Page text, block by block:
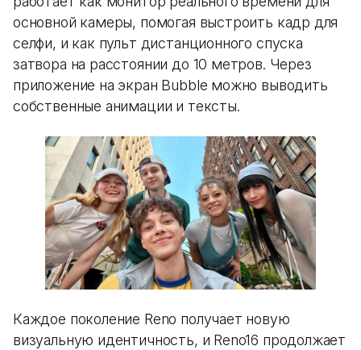
основной камеры, помогая выстроить кадр для
селфи, и как пульт дистанционного спуска
затвора на расстоянии до 10 метров. Через
приложение на экран Bubble можно выводить
собственные анимации и тексты.
Каждое поколение Reno получает новую
визуальную идентичность, и Reno16 продолжает